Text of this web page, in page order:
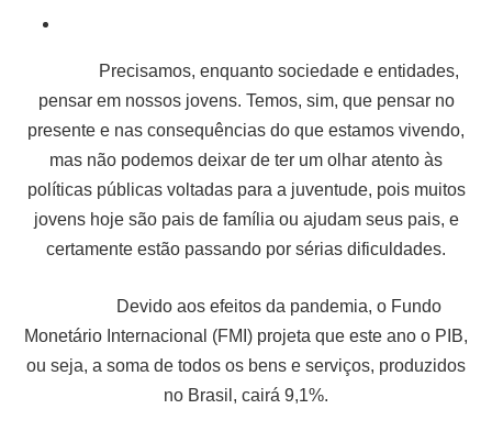
Precisamos, enquanto sociedade e entidades,
pensar em nossos jovens. Temos, sim, que pensar no
presente e nas consequências do que estamos vivendo,
mas não podemos deixar de ter um olhar atento às
políticas públicas voltadas para a juventude, pois muitos
jovens hoje são pais de família ou ajudam seus pais, e
certamente estão passando por sérias dificuldades.
Devido aos efeitos da pandemia, o Fundo
Monetário Internacional (FMI) projeta que este ano o PIB,
ou seja, a soma de todos os bens e serviços, produzidos
no Brasil, cairá 9,1%.